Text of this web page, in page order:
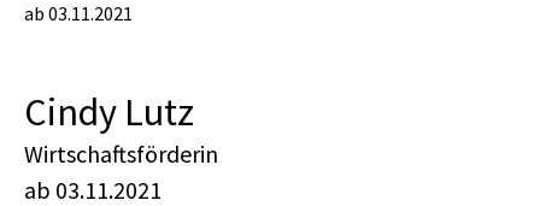
ab 03.11.2021
Cindy Lutz
Wirtschaftsförderin
ab 03.11.2021